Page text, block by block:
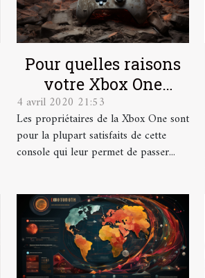
Pour quelles raisons
votre Xbox One
s’allume toute seule ?
4 avril 2020 21:53
Les propriétaires de la Xbox One sont
pour la plupart satisfaits de cette
console qui leur permet de passer...